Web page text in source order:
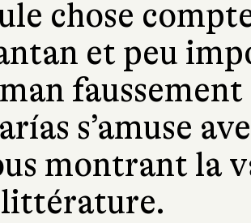
chose
et peu
s’amuse
montrant la